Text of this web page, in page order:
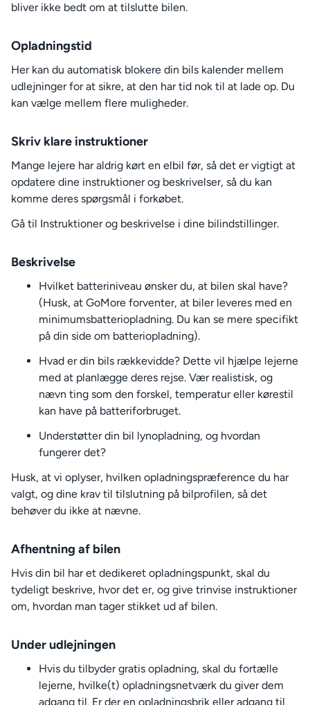
bliver ikke bedt om at tilslutte bilen.
Opladningstid
Her kan du automatisk blokere din bils kalender mellem
udlejninger for at sikre, at den har tid nok til at lade op. Du
kan vælge mellem flere muligheder.
Skriv klare instruktioner
Mange lejere har aldrig kørt en elbil før, så det er vigtigt at
opdatere dine instruktioner og beskrivelser, så du kan
komme deres spørgsmål i forkøbet.
Gå til Instruktioner og beskrivelse i dine bilindstillinger.
Beskrivelse
Hvilket batteriniveau ønsker du, at bilen skal have?
(Husk, at GoMore forventer, at biler leveres med en
minimumsbatteriopladning. Du kan se mere specifikt
på din side om batteriopladning).
Hvad er din bils rækkevidde? Dette vil hjælpe lejerne
med at planlægge deres rejse. Vær realistisk, og
nævn ting som den forskel, temperatur eller kørestil
kan have på batteriforbruget.
Understøtter din bil lynopladning, og hvordan
fungerer det?
Husk, at vi oplyser, hvilken opladningspræference du har
valgt, og dine krav til tilslutning på bilprofilen, så det
behøver du ikke at nævne.
Afhentning af bilen
Hvis din bil har et dedikeret opladningspunkt, skal du
tydeligt beskrive, hvor det er, og give trinvise instruktioner
om, hvordan man tager stikket ud af bilen.
Under udlejningen
Hvis du tilbyder gratis opladning, skal du fortælle
lejerne, hvilke(t) opladningsnetværk du giver dem
adgang til. Er der en opladningsbrik eller adgang til